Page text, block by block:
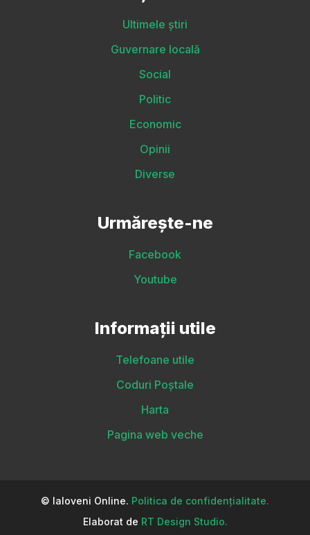
Ultimele știri
Guvernare locală
Social
Politic
Economic
Opinii
Diverse
Urmărește-ne
Facebook
Youtube
Informații utile
Telefoane utile
Coduri Poștale
Harta
Pagina web veche
© Ialoveni Online. Politica de confidențialitate.
Elaborat de RT Design Studio.